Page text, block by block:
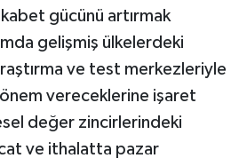
gücünü artırmak
gelişmiş ülkelerdeki
ve test merkezleriyle
vereceklerine işaret
değer zincirlerindeki
ve ithalatta pazar